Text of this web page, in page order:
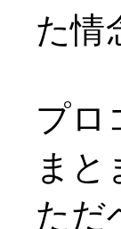
た情
プロ
まと
ただ